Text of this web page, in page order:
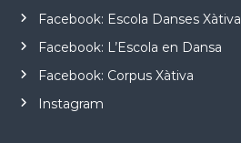
Facebook: Escola Danses Xàtiva
Facebook: L’Escola en Dansa
Facebook: Corpus Xàtiva
Instagram